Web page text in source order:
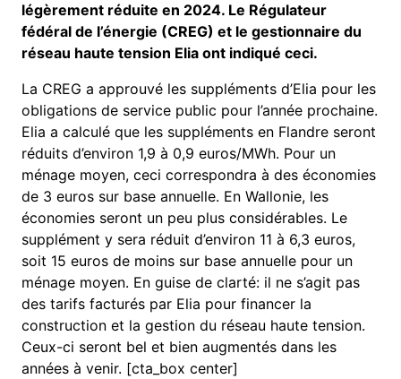
légèrement réduite en 2024. Le Régulateur
fédéral de l’énergie (CREG) et le gestionnaire du
réseau haute tension Elia ont indiqué ceci.
La CREG a approuvé les suppléments d’Elia pour les
obligations de service public pour l’année prochaine.
Elia a calculé que les suppléments en Flandre seront
réduits d’environ 1,9 à 0,9 euros/MWh. Pour un
ménage moyen, ceci correspondra à des économies
de 3 euros sur base annuelle. En Wallonie, les
économies seront un peu plus considérables. Le
supplément y sera réduit d’environ 11 à 6,3 euros,
soit 15 euros de moins sur base annuelle pour un
ménage moyen. En guise de clarté: il ne s’agit pas
des tarifs facturés par Elia pour financer la
construction et la gestion du réseau haute tension.
Ceux-ci seront bel et bien augmentés dans les
années à venir. [cta_box center]